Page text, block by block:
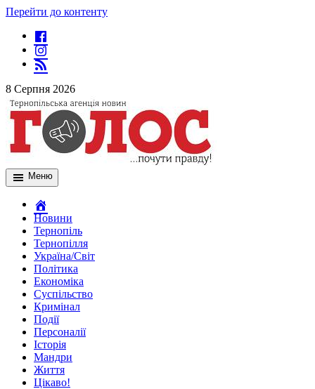
Перейти до контенту
8 Серпня 2026
Меню
Новини
Тернопіль
Тернопілля
Україна/Світ
Політика
Економіка
Суспільство
Кримінал
Події
Персоналії
Історія
Мандри
Життя
Цікаво!